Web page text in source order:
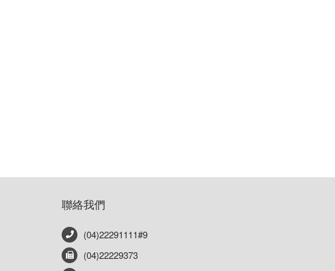
聯絡我們
(04)22291111#9
(04)22229373